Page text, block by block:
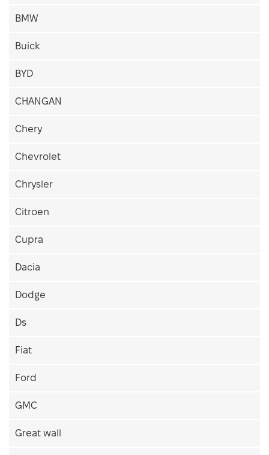
BMW
Buick
BYD
CHANGAN
Chery
Chevrolet
Chrysler
Citroen
Cupra
Dacia
Dodge
Ds
Fiat
Ford
GMC
Great wall